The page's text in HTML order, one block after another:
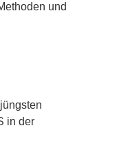
und
in der